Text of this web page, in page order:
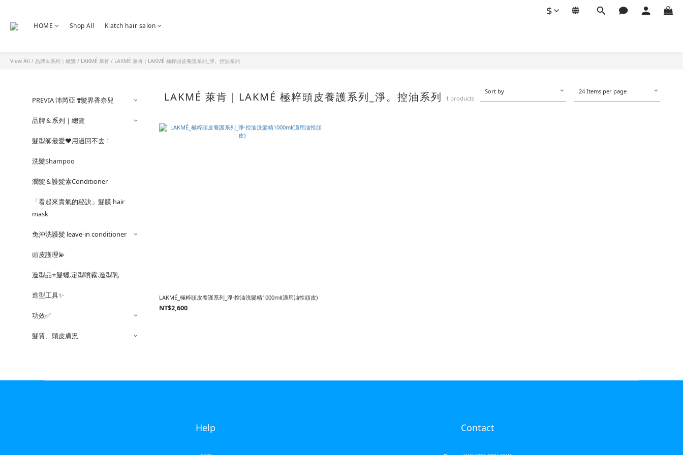
$
HOME Shop All Klatch hair salon
View All / 品牌＆系列｜總覽 / LAKMÉ 萊肯 / LAKMÉ 萊肯｜LAKMÉ 極粹頭皮養護系列_淨。控油系列
PREVIA 沛芮亞 ❣️髮界香奈兒
品牌＆系列｜總覽
髮型師最愛❤️用過回不去！
洗髮Shampoo
潤髮＆護髮素Conditioner
「看起來貴氣的秘訣」髮膜 hair
mask
免沖洗護髮 leave-in conditioner
頭皮護理💫
造型品⭐️髮蠟.定型噴霧.造型乳
造型工具✨
功效✅
髮質、頭皮膚況
LAKMÉ 萊肯｜LAKMÉ 極粹頭皮養護系列_淨。控油系列 1 products
Sort by 24 Items per page
LAKMÉ_極粹頭皮養護系列_淨·控油洗髮精1000ml(適用油性頭皮)
NT$2,600
Help Contact